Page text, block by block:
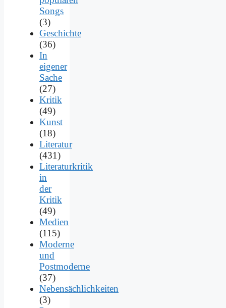
Songs
(3)
Geschichte
(36)
In
eigener
Sache
(27)
Kritik
(49)
Kunst
(18)
Literatur
(431)
Literaturkritik
in
der
Kritik
(49)
Medien
(115)
Moderne
und
Postmoderne
(37)
Nebensächlichkeiten
(3)